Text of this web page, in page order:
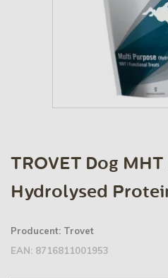
TROVET Dog
Hydrolysed
Producent: Trovet
EAN: 8716811001953